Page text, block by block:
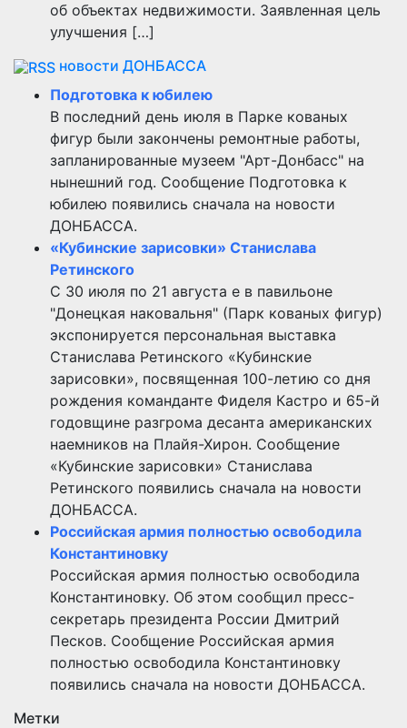
об объектах недвижимости. Заявленная цель
улучшения […]
новости ДОНБАССА
Подготовка к юбилею
В последний день июля в Парке кованых
фигур были закончены ремонтные работы,
запланированные музеем "Арт-Донбасс" на
нынешний год. Сообщение Подготовка к
юбилею появились сначала на новости
ДОНБАССА.
«Кубинские зарисовки» Станислава
Ретинского
С 30 июля по 21 августа е в павильоне
"Донецкая наковальня" (Парк кованых фигур)
экспонируется персональная выставка
Станислава Ретинского «Кубинские
зарисовки», посвященная 100-летию со дня
рождения команданте Фиделя Кастро и 65-й
годовщине разгрома десанта американских
наемников на Плайя-Хирон. Сообщение
«Кубинские зарисовки» Станислава
Ретинского появились сначала на новости
ДОНБАССА.
Российская армия полностью освободила
Константиновку
Российская армия полностью освободила
Константиновку. Об этом сообщил пресс-
секретарь президента России Дмитрий
Песков. Сообщение Российская армия
полностью освободила Константиновку
появились сначала на новости ДОНБАССА.
Метки